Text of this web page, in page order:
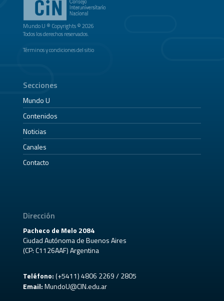
Mundo U ® Copyrights © 2026
Todos los derechos reservados.
Términos y condiciones del sitio
Secciones
Mundo U
Contenidos
Noticias
Canales
Contacto
Dirección
Pacheco de Melo 2084
Ciudad Autónoma de Buenos Aires
(CP: C1126AAF) Argentina
Teléfono:(+5411) 4806 2269 / 2805
Email: MundoU@CIN.edu.ar